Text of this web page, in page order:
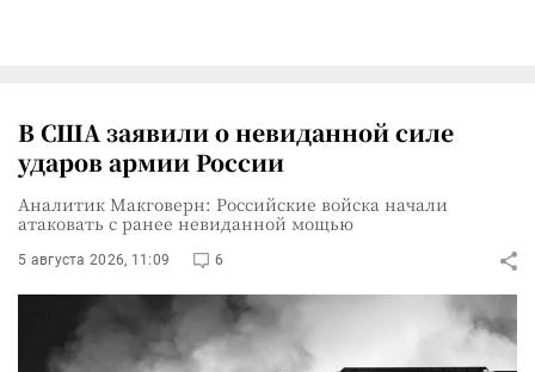
В США заявили о невиданной силе
ударов армии России
Аналитик Макговерн: Российские войска начали
атаковать с ранее невиданной мощью
5 августа 2026, 11:09 6